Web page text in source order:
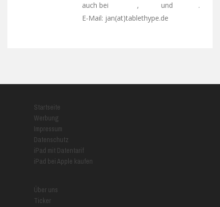
auch bei
, und
.
E-Mail: jan(at)tablethype.de
Startseite
Werbung
Impressum
Datenschutz
iPad mit Datentarif
iPad bei Apple kaufen
Über uns
Ticker